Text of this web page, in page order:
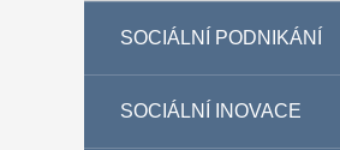
SOCIÁLNÍ PODNIKÁNÍ
SOCIÁLNÍ INOVACE